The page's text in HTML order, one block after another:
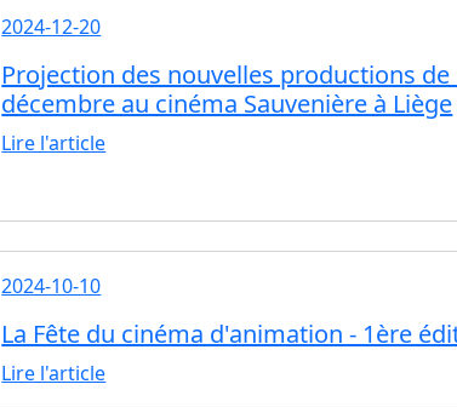
2024-12-20
Projection des nouvelles productions de
décembre au cinéma Sauvenière à Liège
Lire l'article
2024-10-10
La Fête du cinéma d'animation - 1ère
Lire l'article